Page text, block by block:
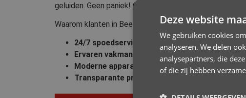
geluiden. Geen paniek! Onze
Waarom klanten in Beersel kiezen voor Guido De Wever
24/7 spoedservice
– Snelle hulp bij alle soorten
Ervaren vakmannen
– Jarenlange expertise in
Moderne apparatuur
– Camera-inspectie en
Transparante prijzen
– Geen verborgen kosten,
Deze website
We gebruiken cookies
analyseren. We delen
analysepartners, die
of die zij hebben